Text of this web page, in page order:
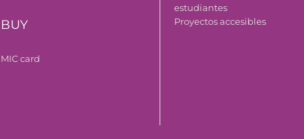
BUY
MIC card
estudiantes
Proyectos accesibles